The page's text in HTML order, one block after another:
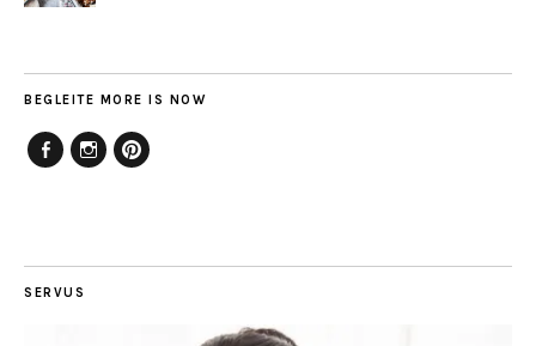
BEGLEITE MORE IS NOW
SERVUS